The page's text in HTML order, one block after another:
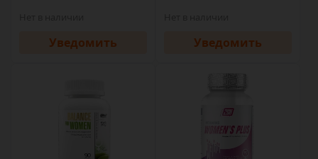
Уведомить Уведомить